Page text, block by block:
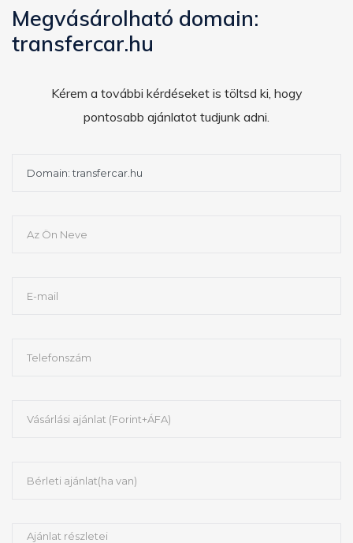
Megvásárolható domain:
transfercar.hu
Kérem a további kérdéseket is töltsd ki, hogy
pontosabb ajánlatot tudjunk adni.